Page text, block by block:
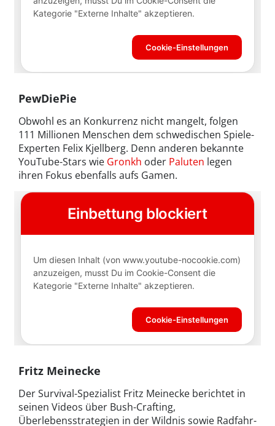
PewDiePie
Obwohl es an Konkurrenz nicht mangelt, folgen
111 Millionen Menschen dem schwedischen Spiele-
Experten Felix Kjellberg. Denn anderen bekannte
YouTube-Stars wie Gronkh oder Paluten legen
ihren Fokus ebenfalls aufs Gamen.
Fritz Meinecke
Der Survival-Spezialist Fritz Meinecke berichtet in
seinen Videos über Bush-Crafting,
Überlebensstrategien in der Wildnis sowie Radfahr-